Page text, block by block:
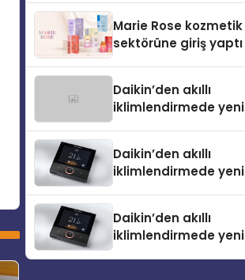
Aldı
Marie Rose kozmetik
sektörüne giriş yaptı
Daikin’den akıllı
iklimlendirmede yeni
Daikin’den akıllı
iklimlendirmede yeni
Daikin’den akıllı
iklimlendirmede yeni